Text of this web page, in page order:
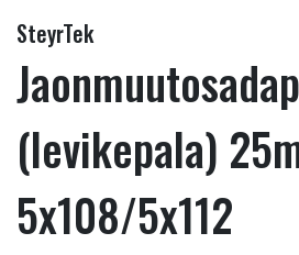
SteyrTek
(levikepala)
5x108/5x112